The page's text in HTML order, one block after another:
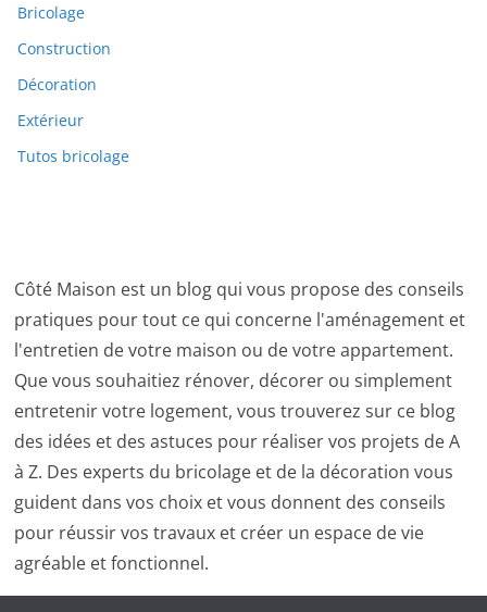
Bricolage
Construction
Décoration
Extérieur
Tutos bricolage
Côté Maison est un blog qui vous propose des conseils
pratiques pour tout ce qui concerne l'aménagement et
l'entretien de votre maison ou de votre appartement.
Que vous souhaitiez rénover, décorer ou simplement
entretenir votre logement, vous trouverez sur ce blog
des idées et des astuces pour réaliser vos projets de A
à Z. Des experts du bricolage et de la décoration vous
guident dans vos choix et vous donnent des conseils
pour réussir vos travaux et créer un espace de vie
agréable et fonctionnel.